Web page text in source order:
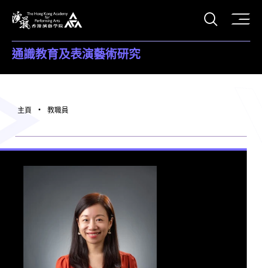
打開
通識教育及表演藝術研究
主頁 教職員